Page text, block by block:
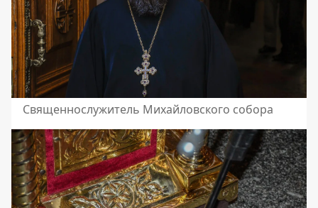
Священнослужитель Михайловского собора